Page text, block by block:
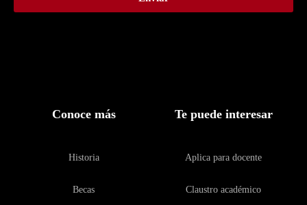
Conoce más
Historia
Becas
Te puede interesar
Aplica para docente
Claustro académico